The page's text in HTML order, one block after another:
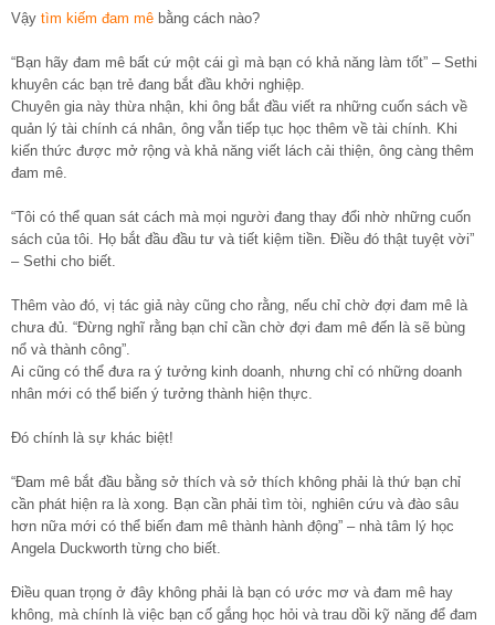
Vậy tìm kiếm đam mê bằng cách nào?
“Bạn hãy đam mê bất cứ một cái gì mà bạn có khả năng làm tốt” – Sethi
khuyên các bạn trẻ đang bắt đầu khởi nghiệp.
Chuyên gia này thừa nhận, khi ông bắt đầu viết ra những cuốn sách về
quản lý tài chính cá nhân, ông vẫn tiếp tục học thêm về tài chính. Khi
kiến thức được mở rộng và khả năng viết lách cải thiện, ông càng thêm
đam mê.
“Tôi có thể quan sát cách mà mọi người đang thay đổi nhờ những cuốn
sách của tôi. Họ bắt đầu đầu tư và tiết kiệm tiền. Điều đó thật tuyệt vời”
– Sethi cho biết.
Thêm vào đó, vị tác giả này cũng cho rằng, nếu chỉ chờ đợi đam mê là
chưa đủ. “Đừng nghĩ rằng bạn chỉ cần chờ đợi đam mê đến là sẽ bùng
nổ và thành công”.
Ai cũng có thể đưa ra ý tưởng kinh doanh, nhưng chỉ có những doanh
nhân mới có thể biến ý tưởng thành hiện thực.
Đó chính là sự khác biệt!
“Đam mê bắt đầu bằng sở thích và sở thích không phải là thứ bạn chỉ
cần phát hiện ra là xong. Bạn cần phải tìm tòi, nghiên cứu và đào sâu
hơn nữa mới có thể biến đam mê thành hành động” – nhà tâm lý học
Angela Duckworth từng cho biết.
Điều quan trọng ở đây không phải là bạn có ước mơ và đam mê hay
không, mà chính là việc bạn cố gắng học hỏi và trau dồi kỹ năng để đam